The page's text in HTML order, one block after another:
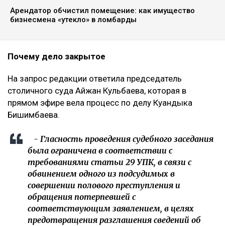
Арендатор обчистил помещение: как имущество
бизнесмена «утекло» в ломбарды
Почему дело закрытое
На запрос редакции ответила председатель
столичного суда Айжан Кульбаева, которая в
прямом эфире вела процесс по делу Куандыка
Бишимбаева.
- Гласность проведения судебного заседания
была ограничена в соответствии с
требованиями статьи 29 УПК, в связи с
обвинением одного из подсудимых в
совершении полового преступления и
обращения потерпевшей с
соответствующим заявлением, в целях
предотвращения разглашения сведений об